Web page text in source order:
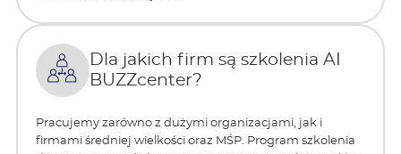
Dla jakich firm są szkolenia AI
BUZZcenter?
Pracujemy zarówno z dużymi organizacjami, jak i
firmami średniej wielkości oraz MŚP. Program szkolenia